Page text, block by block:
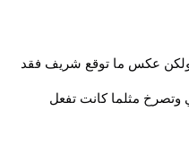
عكس ما توقع شريف فقد
وتصرخ مثلما كانت تفعل